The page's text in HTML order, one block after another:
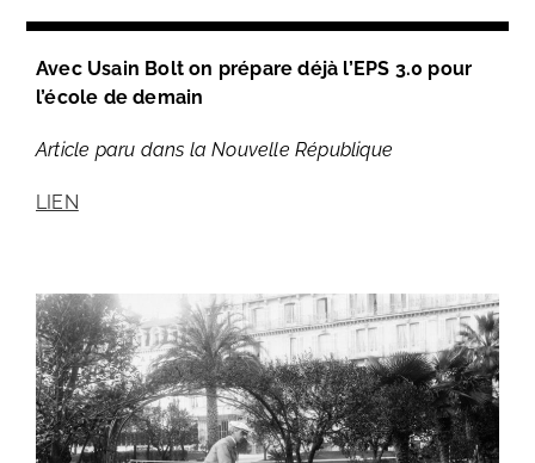
Avec Usain Bolt on prépare déjà l’EPS 3.0 pour
l’école de demain
Article paru dans la Nouvelle République
LIEN